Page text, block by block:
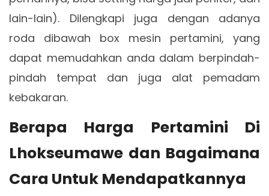
lain-lain). Dilengkapi juga dengan adanya
roda dibawah box mesin pertamini, yang
dapat memudahkan anda dalam berpindah-
pindah tempat dan juga alat pemadam
kebakaran.
Berapa Harga Pertamini Di
Lhokseumawe dan Bagaimana
Cara Untuk Mendapatkannya